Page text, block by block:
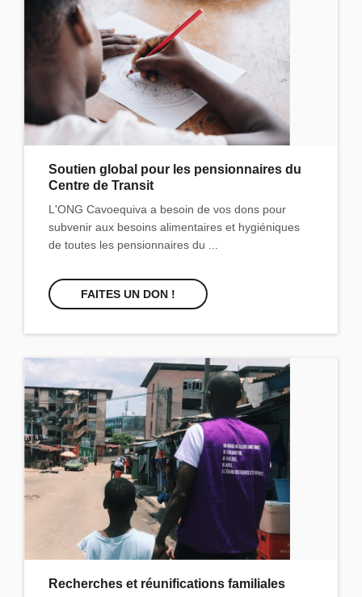
Soutien global pour les pensionnaires du
Centre de Transit
L'ONG Cavoequiva a besoin de vos dons pour
subvenir aux besoins alimentaires et hygiéniques
de toutes les pensionnaires du ...
FAITES UN DON !
Recherches et réunifications familiales